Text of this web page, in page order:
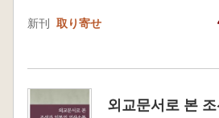
新刊 取り寄せ
외교문서로 본